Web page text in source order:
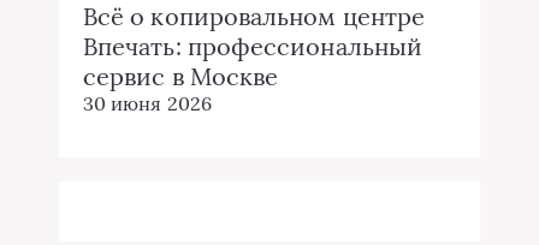
Всё о копировальном центре
Впечать: профессиональный
сервис в Москве
30 июня 2026